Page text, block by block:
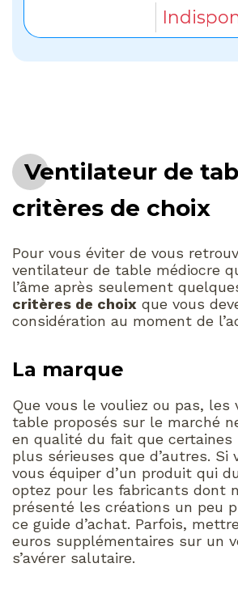
Ventilateur de
critères de choix
Pour vous éviter de vous
ventilateur de table médiocre
l’âme après seulement
critères de choix que vous
considération au moment de
La marque
Que vous le vouliez ou pas, les
table proposés sur le marché
en qualité du fait que certaines
plus sérieuses que d’autres. Si
vous équiper d’un produit qui
optez pour les fabricants dont
présenté les créations un peu
ce guide d’achat. Parfois,
euros supplémentaires sur un
s’avérer salutaire.